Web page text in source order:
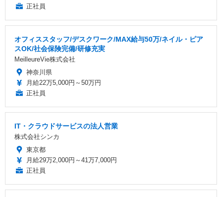
正社員
オフィススタッフ/デスクワーク/MAX給与50万/ネイル・ピア
スOK/社会保険完備/研修充実
MeilleureVie株式会社
神奈川県
月給22万5,000円～50万円
正社員
IT・クラウドサービスの法人営業
株式会社シンカ
東京都
月給29万2,000円～41万7,000円
正社員